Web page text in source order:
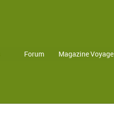
Forum Magazine Voyage